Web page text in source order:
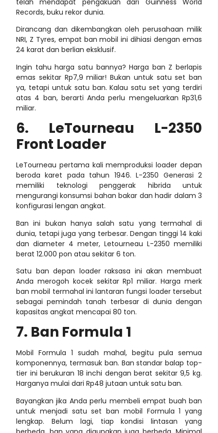
Records, buku rekor dunia.
Dirancang dan dikembangkan oleh perusahaan milik
NRI, Z Tyres, empat ban mobil ini dihiasi dengan emas
24 karat dan berlian eksklusif.
Ingin tahu harga satu bannya?Harga ban Z berlapis
emas sekitar Rp7,9 miliar! Bukan untuk satu set ban
ya, tetapi untuk satu ban. Kalau satu set yang terdiri
atas 4 ban, berarti Anda perlu mengeluarkan Rp31,6
miliar.
6. LeTourneau L-2350
Front Loader
LeTourneau pertama kali memproduksi loader depan
beroda karet pada tahun 1946. L-2350 Generasi 2
memiliki teknologi penggerak hibrida untuk
mengurangi konsumsi bahan bakar dan hadir dalam 3
konfigurasi lengan angkat.
Ban ini bukan hanya salah satu yang termahal di
dunia, tetapi juga yang terbesar. Dengan tinggi 14 kaki
dan diameter 4 meter, Letourneau L-2350 memiliki
berat 12.000 pon atau sekitar 6 ton.
Satu ban depan loader raksasa ini akan membuat
Anda merogoh kocek sekitar Rp1 miliar. Harga merk
ban mobil termahal ini lantaran fungsi loader tersebut
sebagai pemindah tanah terbesar di dunia dengan
kapasitas angkat mencapai 80 ton.
7. Ban Formula 1
Mobil Formula 1 sudah mahal, begitu pula semua
komponennya, termasuk ban. Ban standar balap top-
tier ini berukuran 18 inchi dengan berat sekitar 9,5 kg.
Harganya mulai dari Rp48 jutaan untuk satu ban.
Bayangkan jika Anda perlu membeli empat buah ban
untuk menjadi satu set ban mobil Formula 1 yang
lengkap. Belum lagi, tiap kondisi lintasan yang